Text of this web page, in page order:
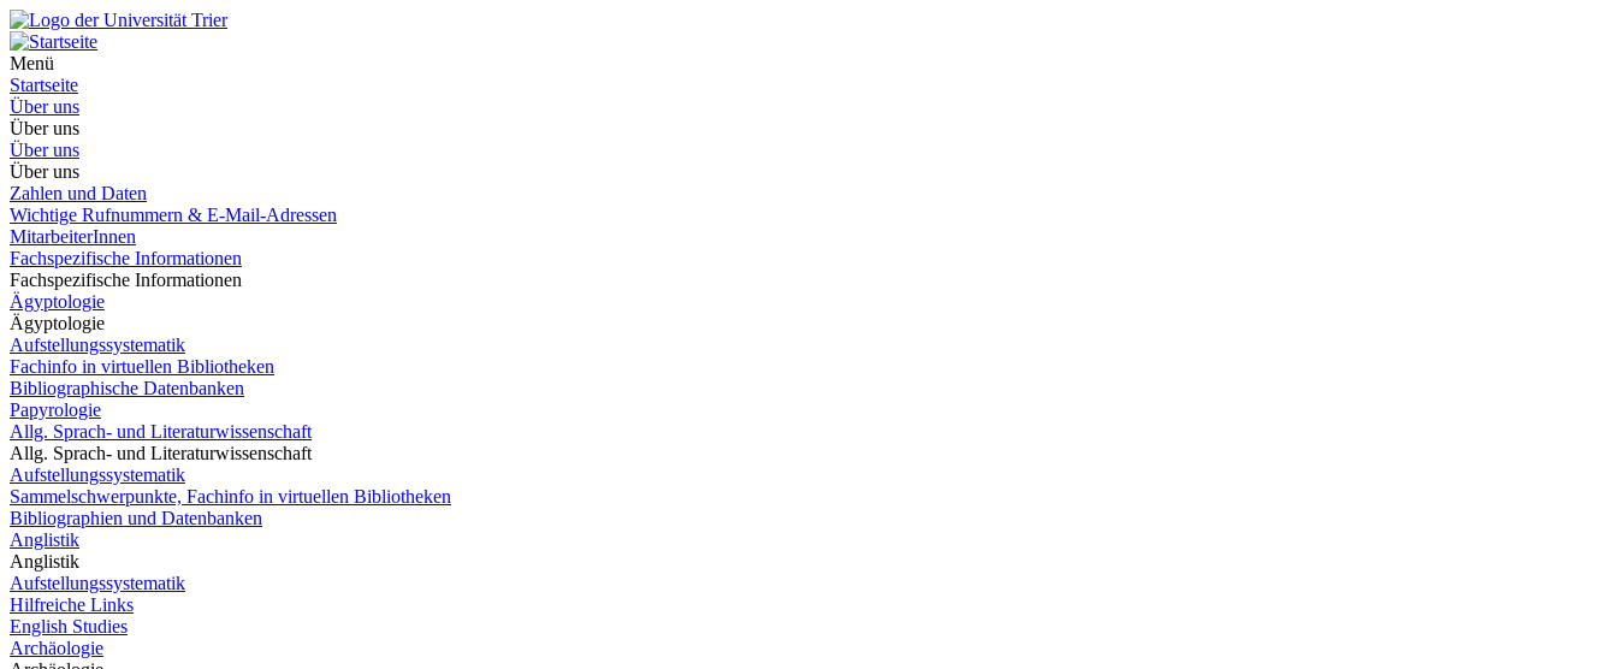
Menü
Startseite
Über uns
Über uns
Über uns
Über uns
Zahlen und Daten
Wichtige Rufnummern & E-Mail-Adressen
MitarbeiterInnen
Fachspezifische Informationen
Fachspezifische Informationen
Ägyptologie
Ägyptologie
Aufstellungssystematik
Fachinfo in virtuellen Bibliotheken
Bibliographische Datenbanken
Papyrologie
Allg. Sprach- und Literaturwissenschaft
Allg. Sprach- und Literaturwissenschaft
Aufstellungssystematik
Sammelschwerpunkte, Fachinfo in virtuellen Bibliotheken
Bibliographien und Datenbanken
Anglistik
Anglistik
Aufstellungssystematik
Hilfreiche Links
English Studies
Archäologie